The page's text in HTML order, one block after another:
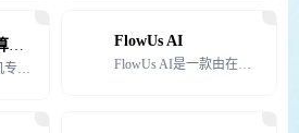
电子科技大学计算机科学与工程学院
电子科技大学计算机专业创建于1956年，是我国首批建立计算机专业的高校之一。1979年成立计算机系，
FlowUs AI
FlowUs AI是一款由在线知识管理与文档协作平台FlowUs息流推出的AI创作助手。它是一款智能